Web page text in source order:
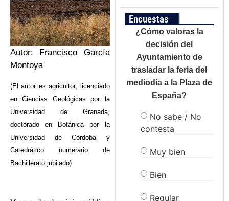
Autor: Francisco García
Montoya
(El autor es agricultor, licenciado
en Ciencias Geológicas por la
Universidad de Granada,
doctorado en Botánica por la
Universidad de Córdoba y
Catedrático numerario de
Bachillerato jubilado).
Encuestas
¿Cómo valoras la
decisión del
Ayuntamiento de
trasladar la feria del
mediodía a la Plaza de
España?
No sabe / No
contesta
Muy bien
Bien
Regular